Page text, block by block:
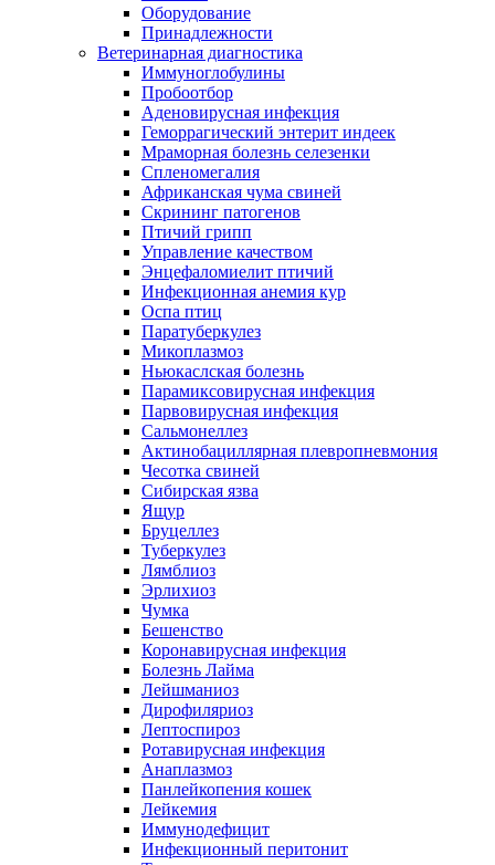
Оборудование
Принадлежности
Ветеринарная диагностика
Иммуноглобулины
Пробоотбор
Аденовирусная инфекция
Геморрагический энтерит индеек
Мраморная болезнь селезенки
Спленомегалия
Африканская чума свиней
Скрининг патогенов
Птичий грипп
Управление качеством
Энцефаломиелит птичий
Инфекционная анемия кур
Оспа птиц
Паратуберкулез
Микоплазмоз
Ньюкаслская болезнь
Парамиксовирусная инфекция
Парвовирусная инфекция
Сальмонеллез
Актинобациллярная плевропневмония
Чесотка свиней
Сибирская язва
Ящур
Бруцеллез
Туберкулез
Лямблиоз
Эрлихиоз
Чумка
Бешенство
Коронавирусная инфекция
Болезнь Лайма
Лейшманиоз
Дирофиляриоз
Лептоспироз
Ротавирусная инфекция
Анаплазмоз
Панлейкопения кошек
Лейкемия
Иммунодефицит
Инфекционный перитонит